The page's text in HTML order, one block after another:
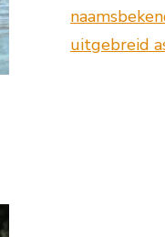
uitgebreid